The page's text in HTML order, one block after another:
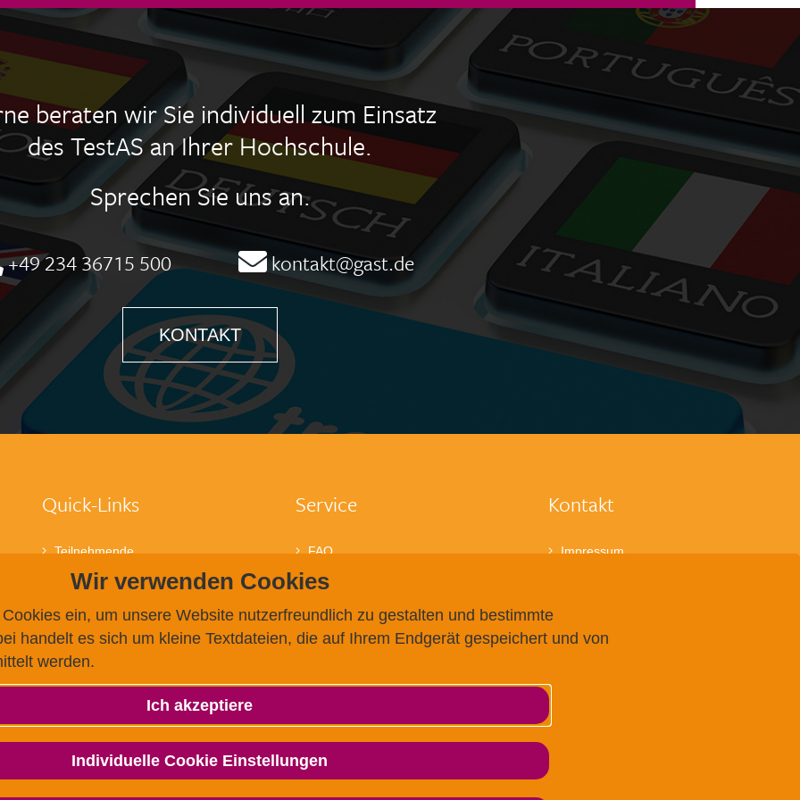
Wir verwenden Cookies
ein, um unsere Website nutzerfreundlich zu gestalten und bestimmte
handelt es sich um kleine Textdateien, die auf Ihrem Endgerät gespeichert und von
werden.
Ich akzeptiere
Individuelle Cookie Einstellungen
beraten wir Sie individuell zum Einsatz
des TestAS an Ihrer Hochschule.
Sprechen Sie uns an.
+49 234 36715 500 kontakt@gast.de
KONTAKT
Quick-Links
Teilnehmende
Hochschulen
Testzentren
Forschung
Über uns
g.a.s.t.
g.a.s.t. Akademie
TestDaF
Service
FAQ
Testzentrum finden
Testzentrum werden
Zahlungsmöglichkeiten
bei g.a.s.t.
Kontakt
Impressum